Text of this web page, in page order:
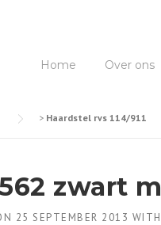
Home Over ons
> Haardstel rvs 114/911
zwart
25 SEPTEMBER 2013 WITH